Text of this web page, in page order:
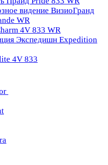
видение ВизиоГранд
WR
4V 833 WR
Экспедишн Expedition
4V 833